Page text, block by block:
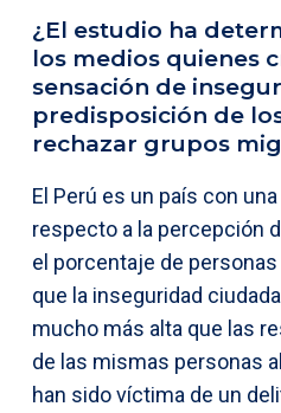
¿El estudio ha
los medios quienes
sensación de
predisposición de
rechazar grupos
El Perú es un país con
respecto a la percepción
el porcentaje de
que la inseguridad
mucho más alta que las
de las mismas personas
han sido víctima de un